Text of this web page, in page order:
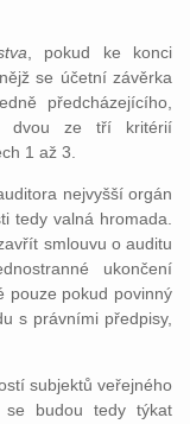
, pokud ke konci
se účetní závěrka
předcházejícího,
dvou ze tří kritérií
1 až 3.
nejvyšší orgán
tedy valná hromada.
smlouvu o auditu
ukončení
pouze pokud povinný
s právními předpisy,
subjektů veřejného
se budou tedy týkat